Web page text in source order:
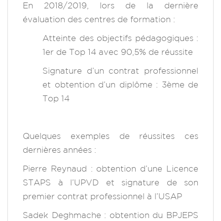
En 2018/2019, lors de la dernière
évaluation des centres de formation :
Atteinte des objectifs pédagogiques :
1er de Top 14 avec 90,5% de réussite
Signature d’un contrat professionnel
et obtention d’un diplôme : 3ème de
Top 14
Quelques exemples de réussites ces
dernières années :
Pierre Reynaud : obtention d’une Licence
STAPS à l’UPVD et signature de son
premier contrat professionnel à l’USAP
Sadek Deghmache : obtention du BPJEPS